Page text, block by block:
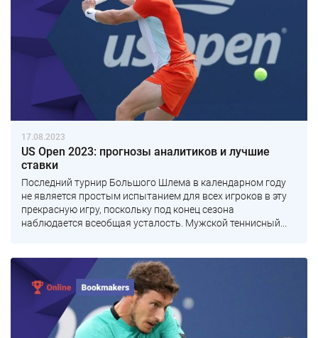
17.08.2023
US Open 2023: прогнозы аналитиков и лучшие
ставки
Последний турнир Большого Шлема в календарном году
не является простым испытанием для всех игроков в эту
прекрасную игру, поскольку под конец сезона
наблюдается всеобщая усталость. Мужской теннисный...